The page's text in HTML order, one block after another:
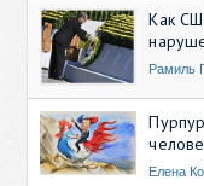
Как
Рамиль
Елена